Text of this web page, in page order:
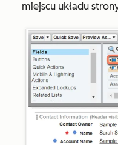
miejscu układu